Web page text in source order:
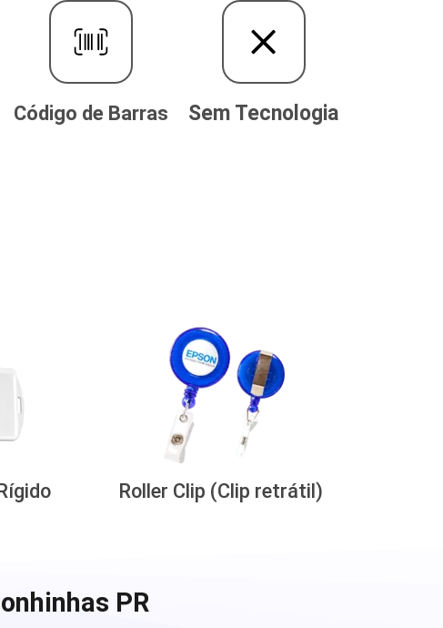
Código de Barras Sem Tecnologia
Roller Clip (Clip retrátil)
PR